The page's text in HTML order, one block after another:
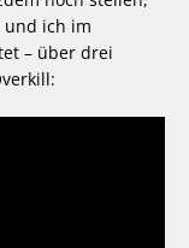
und ich im
– über drei